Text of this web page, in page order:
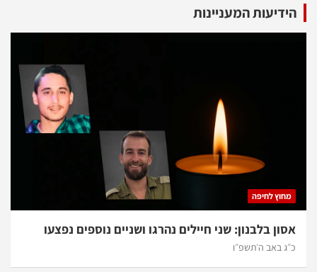
הידיעות המעניינות
מחוץ לחיפה
אסון בלבנון: שני חיילים נהרגו ושניים נוספים נפצעו
כ״ג באב ה׳תשפ״ו